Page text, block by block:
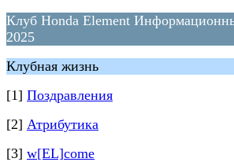
Клуб Honda Element
2025
Клубная жизнь
[1] Поздравления
[2] Атрибутика
[3] w[EL]come